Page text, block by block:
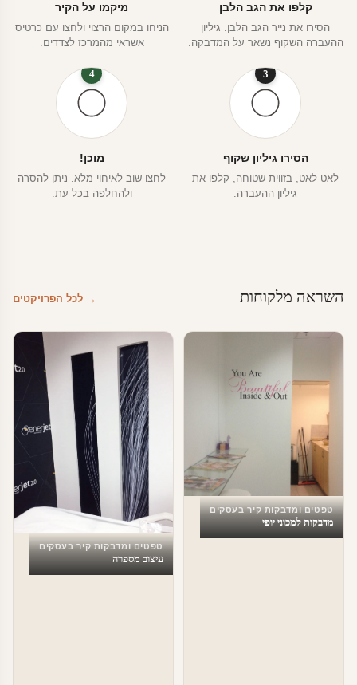
קלפו את הגב הלבן
הסירו את נייר הגב הלבן. גיליון
ההעברה השקוף נשאר על המדבקה.
מיקמו על הקיר
הניחו במקום הרצוי ולחצו עם כרטיס
אשראי מהמרכז לצדדים.
3
הסירו גיליון שקוף
לאט-לאט, בזווית שטוחה, קלפו את
גיליון ההעברה.
4
מוכן!
לחצו שוב לאיחוי מלא. ניתן להסרה
ולהחלפה בכל עת.
השראה מלקוחות → לכל הפרויקטים
טפטים ומדבקות קיר בעסקים
מדבקות למכוני יופי
טפטים ומדבקות קיר בעסקים
עיצוב מספרה